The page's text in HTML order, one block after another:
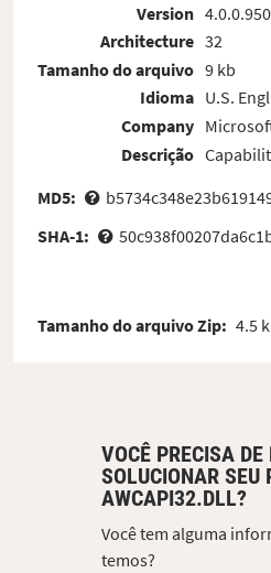
Version
Architecture
Tamanho do arquivo
Idioma
Company
Descrição
4.0.0.950
32
9 kb
U.S.
MD5:
SHA-1:
Tamanho do arquivo Zip: 4.5
VOCÊ PRECISA
SOLUCIONAR SEU
AWCAPI32.DLL?
Você tem alguma
temos?